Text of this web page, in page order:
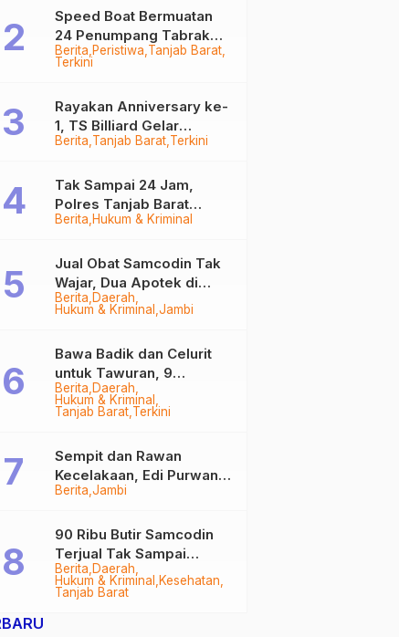
Berita Peristiwa Tanjab Barat
Terkini
Speed Boat Bermuatan
24 Penumpang Tabrak
Togok di Kuala Tungkal,
Berita Tanjab Barat Terkini
Rayakan Anniversary ke-
1, TS Billiard Gelar
Turnamen 9 Ball
Berita Hukum & Kriminal
Tak Sampai 24 Jam,
Polres Tanjab Barat
Ringkus Komplotan
Tungkal
Berita Daerah
Hukum & Kriminal Jambi
Jual Obat Samcodin Tak
Wajar, Dua Apotek di
Tanjab Barat Disegel
Berita Daerah
Hukum & Kriminal
Tanjab Barat Terkini
Bawa Badik dan Celurit
untuk Tawuran, 9
Anggota Geng Motor di
Tanjab Barat Diringkus
Berita Jambi
Sempit dan Rawan
Kecelakaan, Edi Purwanto
Targetkan Jalan Lintas
2028
Berita Daerah
Hukum & Kriminal
Kesehatan
Tanjab Barat
90 Ribu Butir Samcodin
Terjual Tak Sampai
Setahun, Indra Safari
Desak Audit Menyeluruh